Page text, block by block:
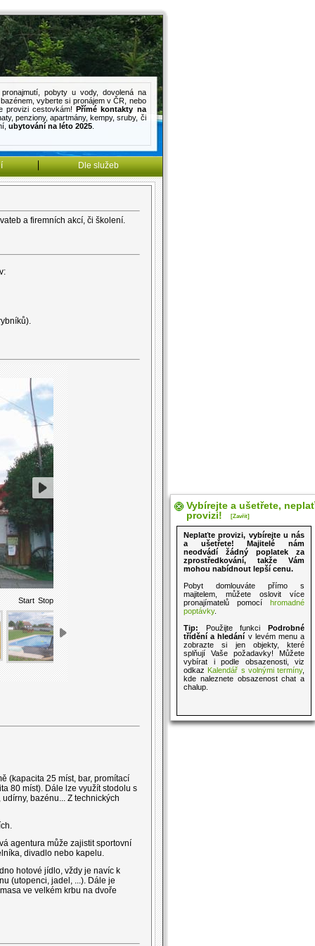
, pobyty u vody, dovolená na
, vyberte si pronájem v ČR, nebo
provizi cestovkám!Přímé kontakty na
, penziony,apartmány,kempy,sruby, či
, ubytování na léto 2025.
Dle služeb
a firemních akcí, či školení.
Start Stop
(kapacita 25 míst, bar, promítací
80 míst). Dále lze využít stodolu s
bazénu... Z technických
agentura může zajistit sportovní
divadlo nebo kapelu.
hotové jídlo, vždy je navíc k
(utopenci, jadel, ...). Dále je
ve velkém krbu na dvoře
Vybírejte a ušetřete,
provizi!
[Zavřít]
Neplaťte provizi, vybírejte u nás
a ušetřete! Majitelé nám
neodvádí žádný poplatek za
zprostředkování, takže Vám
mohou nabídnout lepší cenu.
Pobyt domlouváte přímo s
majitelem, můžete oslovit více
pronajímatelů pomocí hromadné
poptávky.
Tip: Použijte funkci Podrobné
třídění a hledání v levém menu a
zobrazte si jen objekty, které
splňují Vaše požadavky! Můžete
vybírat i podle obsazenosti, viz
odkaz Kalendář s volnými termíny,
kde naleznete obsazenost chat a
chalup.